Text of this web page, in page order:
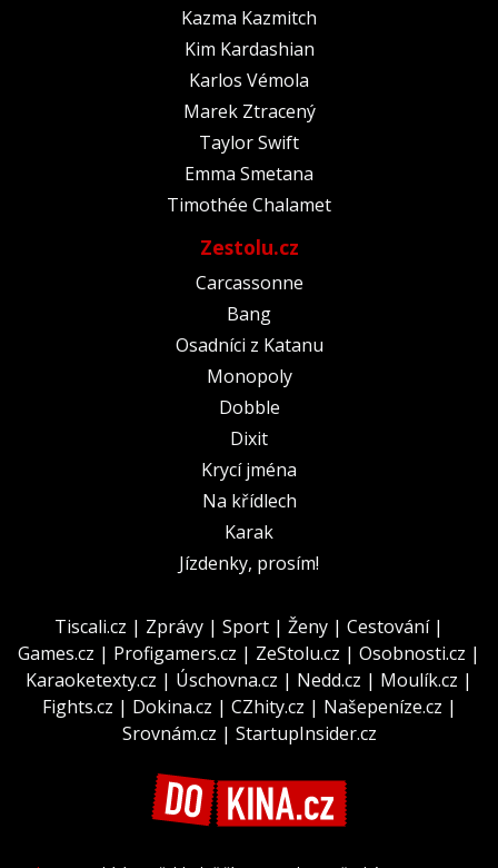
Kazma Kazmitch
Kim Kardashian
Karlos Vémola
Marek Ztracený
Taylor Swift
Emma Smetana
Timothée Chalamet
Zestolu.cz
Carcassonne
Bang
Osadníci z Katanu
Monopoly
Dobble
Dixit
Krycí jména
Na křídlech
Karak
Jízdenky, prosím!
Tiscali.cz | Zprávy | Sport | Ženy | Cestování|
Games.cz | Profigamers.cz | ZeStolu.cz | Osobnosti.cz |
Karaoketexty.cz | Úschovna.cz | Nedd.cz | Moulík.cz |
Fights.cz | Dokina.cz | CZhity.cz | Našepeníze.cz |
Srovnám.cz | StartupInsider.cz